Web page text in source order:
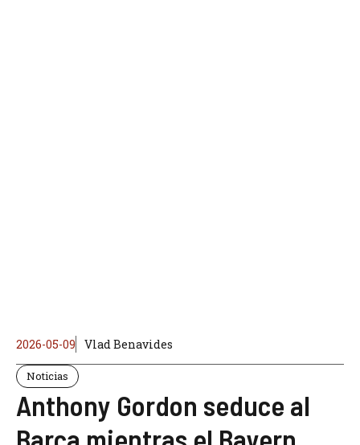
2026-05-09 Vlad Benavides
Noticias
Anthony Gordon seduce al